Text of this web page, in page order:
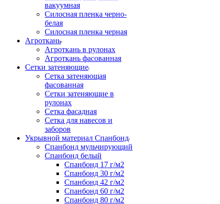
вакуумная
Силосная пленка черно-
белая
Силосная пленка черная
Агроткань
Агроткань в рулонах
Агроткань фасованная
Сетки затеняющие
Сетка затеняющая
фасованная
Сетки затеняющие в
рулонах
Сетка фасадная
Сетка для навесов и
заборов
Укрывной материал Спанбонд
Спанбонд мульчирующий
Спанбонд белый
Спанбонд 17 г/м2
Спанбонд 30 г/м2
Спанбонд 42 г/м2
Спанбонд 60 г/м2
Спанбонд 80 г/м2